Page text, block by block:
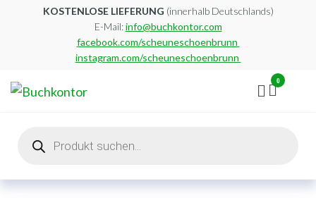
KOSTENLOSE LIEFERUNG (innerhalb Deutschlands)
E-Mail:info@buchkontor.com
facebook.com/scheuneschoenbrunn
instagram.com/scheuneschoenbrunn
0
search